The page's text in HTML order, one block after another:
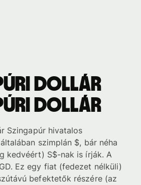
dollár
dollár
Szingapúr hivatalos
szimplán $, bár néha
kedvéért) S$-nak is írják. A
Ez egy fiat (fedezet nélküli)
befektetők részére (az